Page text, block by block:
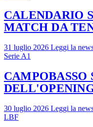
CALENDARIO
MATCH DA
31 luglio 2026 Leggi la
Serie A1
CAMPOBASSO
30 luglio 2026 Leggi la
LBF